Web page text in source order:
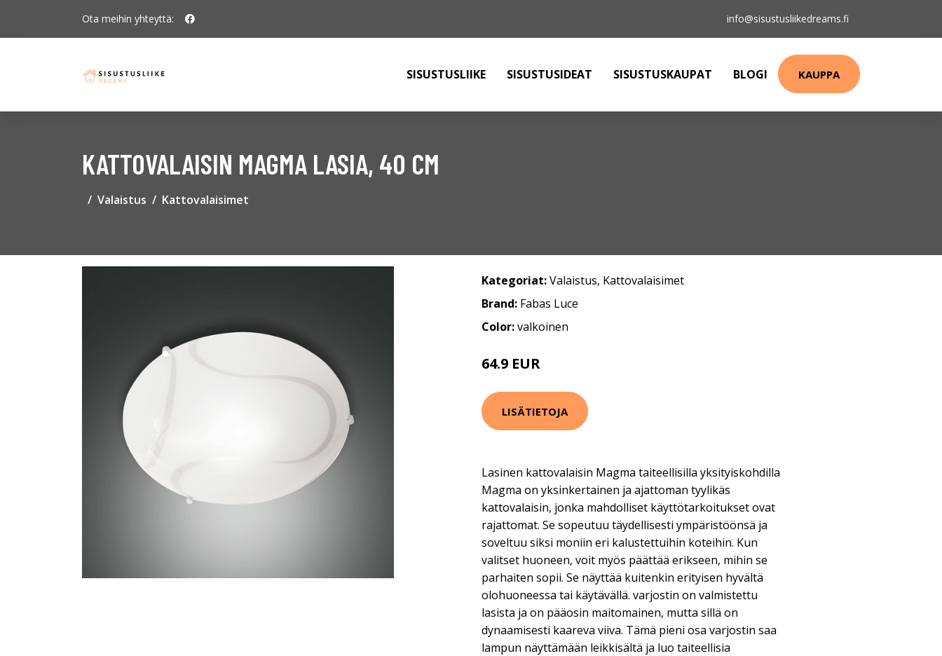
Ota meihin yhteyttä: info@sisustusliikedreams.fi
SISUSTUSLIIKE SISUSTUSIDEAT SISUSTUSKAUPAT BLOGI KAUPPA
KATTOVALAISIN MAGMA LASIA, 40 CM
Valaistus Kattovalaisimet
Kategoriat:Valaistus, Kattovalaisimet
Brand: Fabas Luce
Color:valkoinen
64.9 EUR
LISÄTIETOJA
Lasinen kattovalaisin Magma taiteellisilla yksityiskohdilla
Magma on yksinkertainen ja ajattoman tyylikäs
kattovalaisin, jonka mahdolliset käyttötarkoitukset ovat
rajattomat. Se sopeutuu täydellisesti ympäristöönsä ja
soveltuu siksi moniin eri kalustettuihin koteihin. Kun
valitset huoneen, voit myös päättää erikseen, mihin se
parhaiten sopii. Se näyttää kuitenkin erityisen hyvältä
olohuoneessa tai käytävällä. varjostin on valmistettu
lasista ja on pääosin maitomainen, mutta sillä on
dynaamisesti kaareva viiva. Tämä pieni osa varjostin saa
lampun näyttämään leikkisältä ja luo taiteellisia